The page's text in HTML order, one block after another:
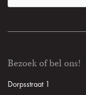
Bezoek of bel ons!
Dorpsstraat 1